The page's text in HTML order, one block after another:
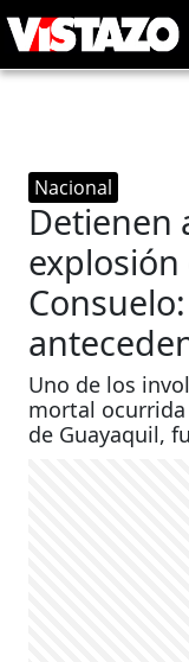
Nacional
Detienen
explosión
Uno de los
mortal ocurrida
de Guayaquil,